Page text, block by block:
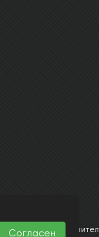
носит
Согласен